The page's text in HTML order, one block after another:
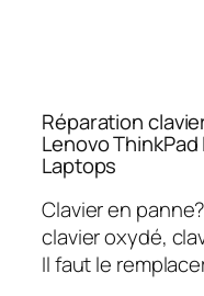
Réparation
Lenovo
Laptops
Clavier en
clavier oxydé,
Il faut le